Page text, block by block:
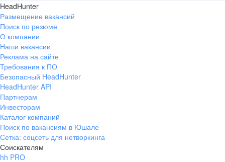
HeadHunter
Размещение вакансий
Поиск по резюме
О компании
Наши вакансии
Реклама на сайте
Требования к ПО
Безопасный HeadHunter
HeadHunter API
Партнерам
Инвесторам
Каталог компаний
Поиск по вакансиям в Юшале
Сетка: соцсеть для нетворкинга
Соискателям
hh PRO